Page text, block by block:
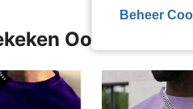
Ook
Beheer